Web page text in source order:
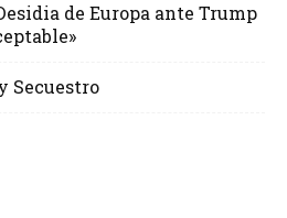
de Europa ante Trump
Secuestro